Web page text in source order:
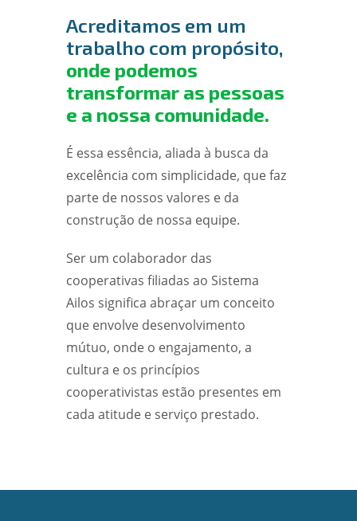
Acreditamos em um
trabalho com propósito,
onde podemos
transformar as pessoas
e a nossa comunidade.
É essa essência, aliada à busca da
excelência com simplicidade, que faz
parte de nossos valores e da
construção de nossa equipe.
Ser um colaborador das
cooperativas filiadas ao Sistema
Ailos significa abraçar um conceito
que envolve desenvolvimento
mútuo, onde o engajamento, a
cultura e os princípios
cooperativistas estão presentes em
cada atitude e serviço prestado.